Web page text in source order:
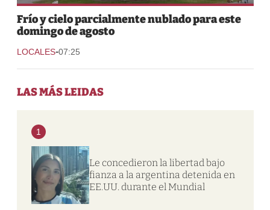
Frío y cielo parcialmente nublado para este
domingo de agosto
LOCALES-07:25
LAS MÁS LEIDAS
1
Le concedieron la libertad bajo
fianza a la argentina detenida en
EE.UU. durante el Mundial